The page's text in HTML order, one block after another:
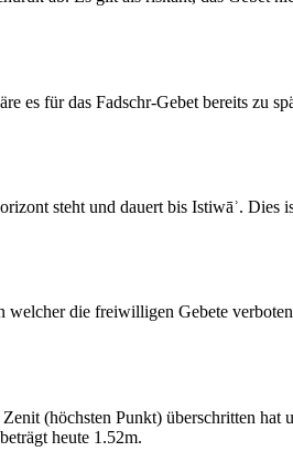
es für das Fadschr-Gebet bereits zu
steht und dauert bis Istiwāʾ. Dies
welcher die freiwilligen Gebete
(höchsten Punkt) überschritten
heute 1.52m.